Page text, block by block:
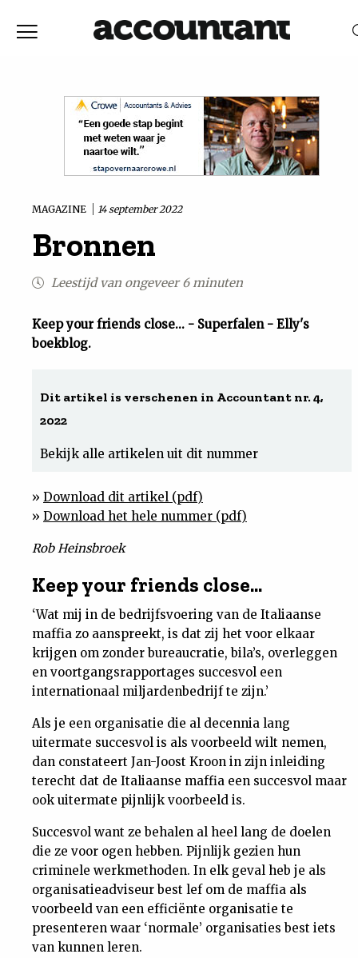
Vaktechniek
Achtergrond
Feiten
Cijfers
Magazine
Podcast
Dossiers
Nieuwsbrief
Contact
MAGAZINE 14 september 2022
Bronnen
Leestijd van ongeveer 6 minuten
Keep your friends close... - Superfalen - Elly's
boekblog.
Dit artikel is verschenen in Accountant nr. 4,
2022
Bekijk alle artikelen uit dit nummer
» Download dit artikel (pdf)
» Download het hele nummer (pdf)
Rob Heinsbroek
Keep your friends close...
‘Wat mij in de bedrijfsvoering van de Italiaanse
maffia zo aanspreekt, is dat zij het voor elkaar
krijgen om zonder bureaucratie, bila’s, overleggen
en voortgangsrapportages succesvol een
internationaal miljardenbedrijf te zijn.’
Als je een organisatie die al decennia lang
uitermate succesvol is als voorbeeld wilt nemen,
dan constateert Jan-Joost Kroon in zijn inleiding
terecht dat de Italiaanse maffia een succesvol maar
ook uitermate pijnlijk voorbeeld is.
Succesvol want ze behalen al heel lang de doelen
die ze voor ogen hebben. Pijnlijk gezien hun
criminele werkmethoden. In elk geval heb je als
organisatieadviseur best lef om de maffia als
voorbeeld van een efficiënte organisatie te
presenteren waar ‘normale’ organisaties best iets
van kunnen leren.
RELEVANTIEDATUM